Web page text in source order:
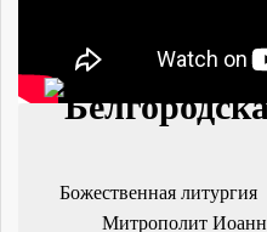
Божественная литургия
Митрополит Иоанн